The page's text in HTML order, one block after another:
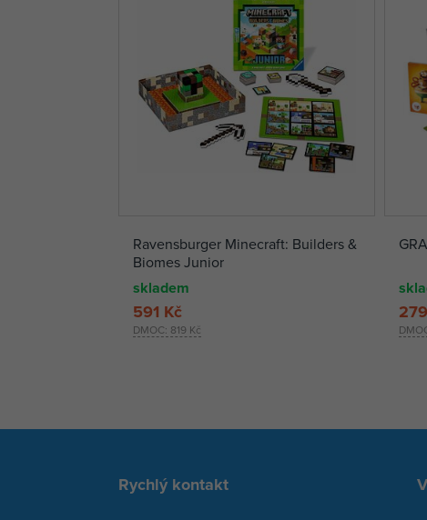
Ravensburger Minecraft: Builders &
Biomes Junior
skladem
DMOC: 819 Kč
591 Kč
Rychlý kontakt